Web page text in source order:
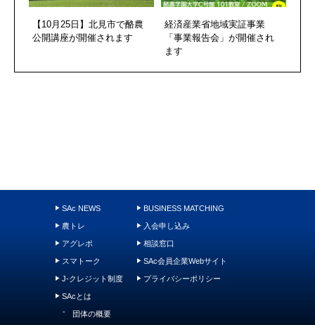
【10月25日】北見市で酪農
公開講座が開催されます
経済産業省地域実証事業
「事業報告会」が開催され
ます
SAc NEWS
農トレ
アグレポ
スマトーク
J-クレジット制度
SAcとは
団体の概要
BUSINESS MATCHING
入会申し込み
相談窓口
SAc会員企業Webサイト
プライバシーポリシー